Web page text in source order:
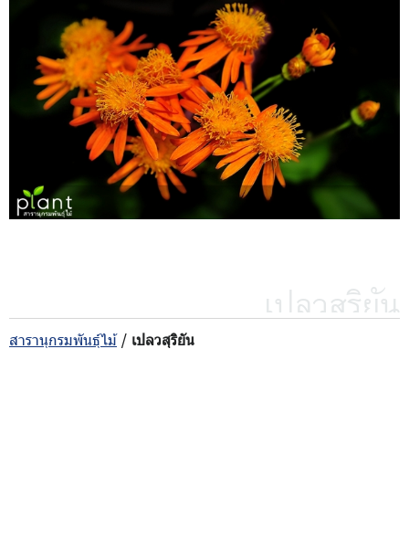
เปลวสุริยัน
สารานุกรมพันธุ์ไม้/ เปลวสุริยัน